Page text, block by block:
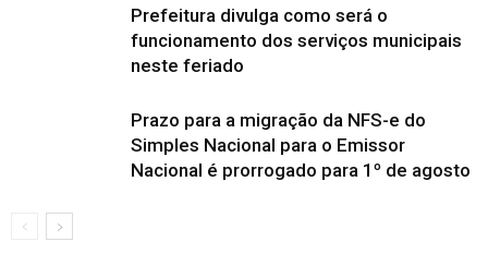
Prefeitura divulga como será o
funcionamento dos serviços municipais
neste feriado
Prazo para a migração da NFS-e do
Simples Nacional para o Emissor
Nacional é prorrogado para 1º de agosto